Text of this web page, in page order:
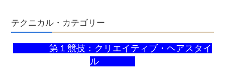
テクニカル・カテゴリー
第１競技：クリエイティブ・ヘアスタイ
ル